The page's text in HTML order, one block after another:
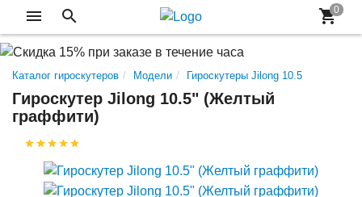
Каталог гироскутеров Модели Гироскутеры Jilong 10.5
Гироскутер Jilong 10.5" (Желтый
граффити)